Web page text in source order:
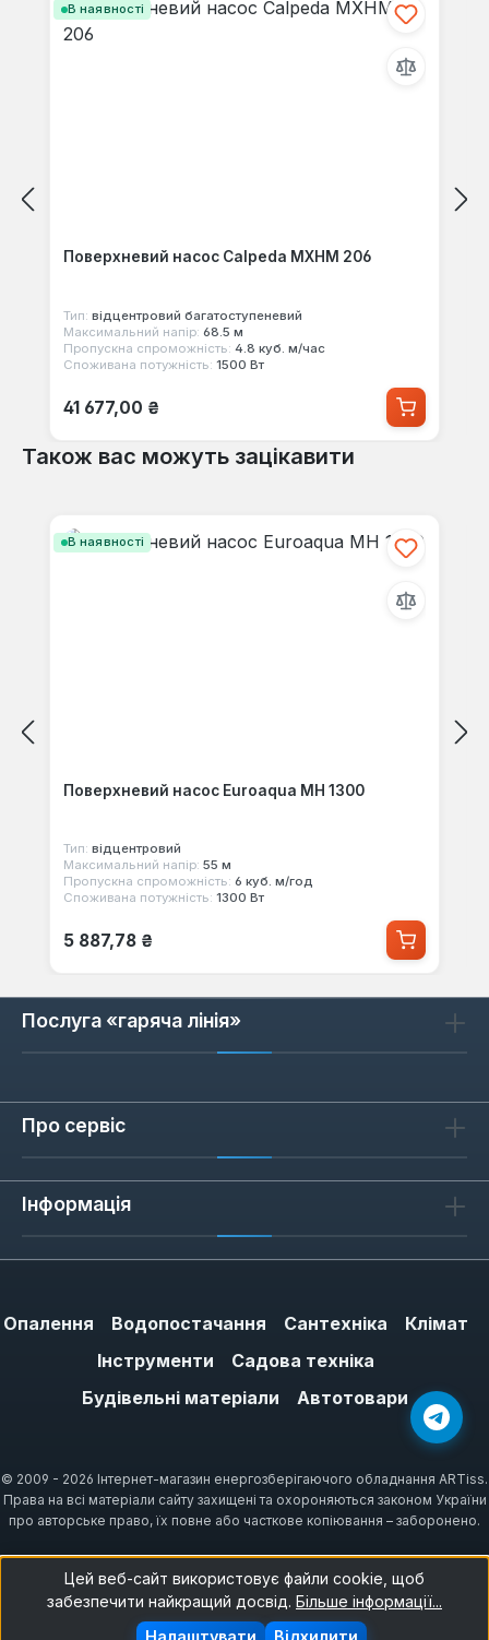
В наявності
Поверхневий насос Calpeda MXHM 206
Тип: відцентровий багатоступеневий
Максимальний напір: 68.5 м
Пропускна спроможність: 4.8 куб. м/час
Споживана потужність: 1500 Вт
Звичайна ціна:
41 677,00 ₴
Також вас можуть зацікавити
В наявності
Поверхневий насос Euroaqua MH 1300
Тип: відцентровий
Максимальний напір: 55 м
Пропускна спроможність: 6 куб. м/год
Споживана потужність: 1300 Вт
Звичайна ціна:
5 887,78 ₴
Послуга «гаряча лінія»
Про сервіс
Інформація
Опалення Водопостачання Сантехніка
Клімат
Інструменти
Садова техніка
Будівельні матеріали
Автотовари
© 2009 - 2026 Інтернет-магазин енергозберігаючого обладнання ARTiss.
Права на всі матеріали сайту захищені та охороняються законом України
про авторське право, їх повне або часткове копіювання – заборонено.
Цей веб-сайт використовує файли cookie, щоб
забезпечити найкращий досвід. Більше інформації...
Відхилити
Налаштувати